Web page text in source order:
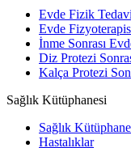
Evde Fizik Tedavi
Evde
İnme Sonrası
Diz Protezi
Kalça Protezi
Sağlık Kütüphanesi
Sağlık
Hastalıklar